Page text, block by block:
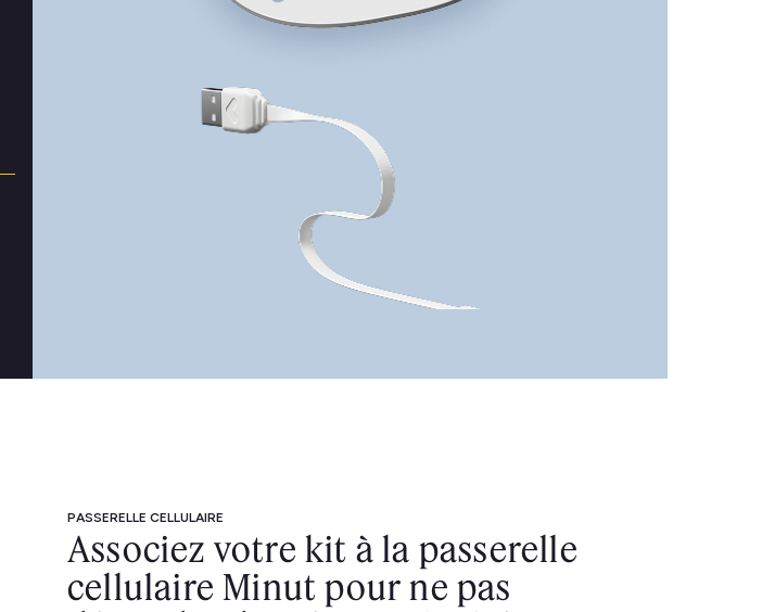
PASSERELLE CELLULAIRE
Associez votre kit à la passerelle
cellulaire Minut pour ne pas